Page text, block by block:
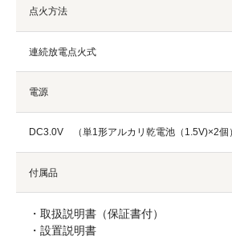
点火方法
連続放電点火式
電源
DC3.0V （単1形アルカリ乾電池（1.5V)×2個）
付属品
・取扱説明書（保証書付）
・設置説明書